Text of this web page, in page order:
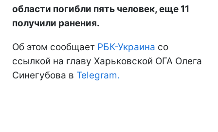
области погибли пять человек, еще 11
получили ранения.
Об этом сообщает РБК-Украина со
ссылкой на главу Харьковской ОГА Олега
Синегубова в Telegram.